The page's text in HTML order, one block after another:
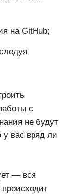
на GitHub;
с
не будут
вас вряд ли
— вся